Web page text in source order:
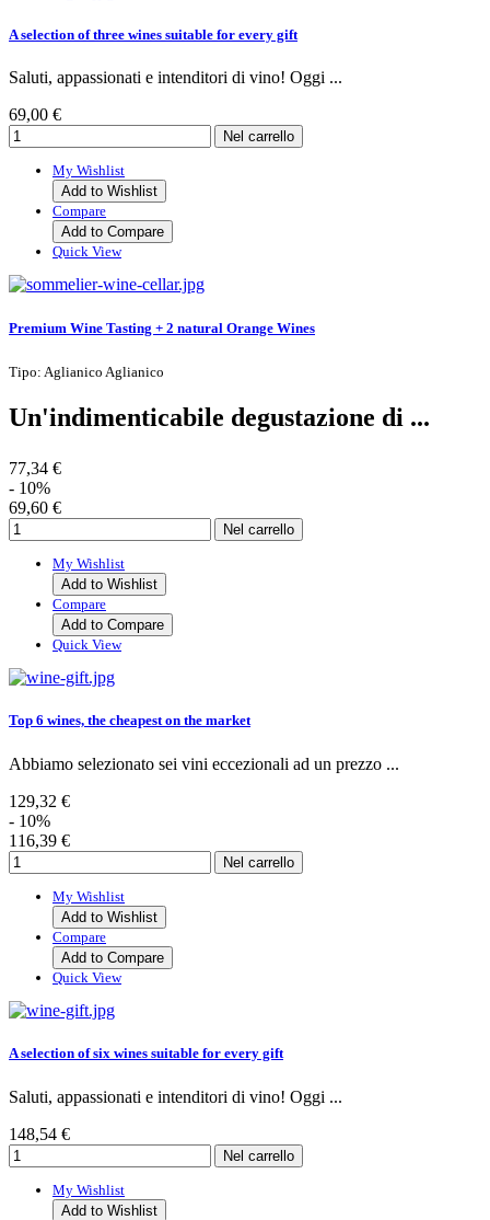
A selection of three wines suitable for every gift
Saluti, appassionati e intenditori di vino! Oggi ...
69,00 €
My Wishlist
Add to Wishlist
Compare
Add to Compare
Quick View
Premium Wine Tasting + 2 natural Orange Wines
Tipo: Aglianico Aglianico
Un'indimenticabile degustazione di ...
77,34 €
- 10%
69,60 €
My Wishlist
Add to Wishlist
Compare
Add to Compare
Quick View
Top 6 wines, the cheapest on the market
Abbiamo selezionato sei vini eccezionali ad un prezzo ...
129,32 €
- 10%
116,39 €
My Wishlist
Add to Wishlist
Compare
Add to Compare
Quick View
A selection of six wines suitable for every gift
Saluti, appassionati e intenditori di vino! Oggi ...
148,54 €
My Wishlist
Add to Wishlist